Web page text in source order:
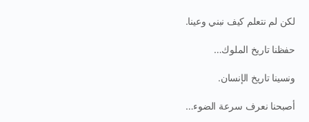
لكن لم نتعلم كيف نبني وعينا.
حفظنا تاريخ الملوك…
ونسينا تاريخ الإنسان.
أصبحنا نعرف سرعة الضوء…